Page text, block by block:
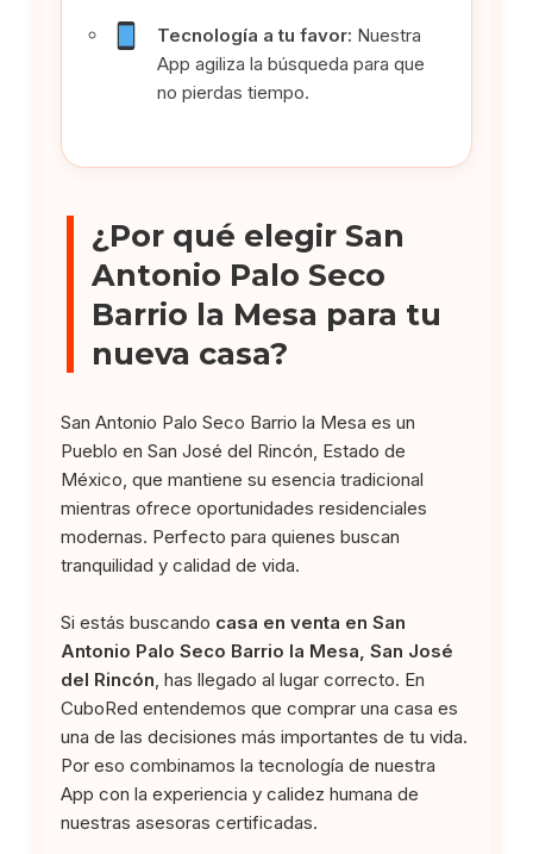
Tecnología a tu favor: Nuestra
App agiliza la búsqueda para que
no pierdas tiempo.
¿Por qué elegir San
Antonio Palo Seco
Barrio la Mesa para tu
nueva casa?
San Antonio Palo Seco Barrio la Mesa es un
Pueblo en San José del Rincón, Estado de
México, que mantiene su esencia tradicional
mientras ofrece oportunidades residenciales
modernas. Perfecto para quienes buscan
tranquilidad y calidad de vida.
Si estás buscando casa en venta en San
Antonio Palo Seco Barrio la Mesa, San José
del Rincón , has llegado al lugar correcto. En
CuboRed entendemos que comprar una casa es
una de las decisiones más importantes de tu vida.
Por eso combinamos la tecnología de nuestra
App con la experiencia y calidez humana de
nuestras asesoras certificadas.